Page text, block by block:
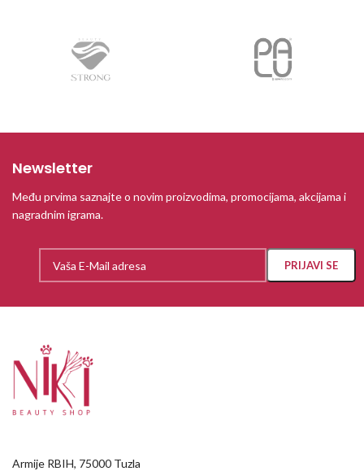
Newsletter
Među prvima saznajte o novim proizvodima, promocijama, akcijama i
nagradnim igrama.
Armije RBIH, 75000 Tuzla